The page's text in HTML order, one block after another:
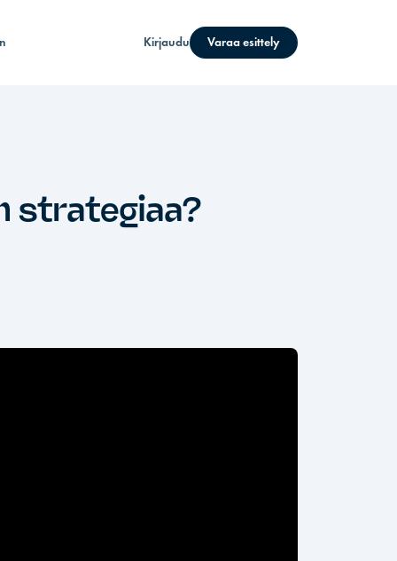
Kirjaudu Varaa esittely
strategiaa?